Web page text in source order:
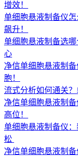
增效！
单细胞悬液制备仪
飙升！
单细胞悬液制备选
心
净信单细胞悬液制
胞！
流式分析如何通关
净信单细胞悬液制
高位！
单细胞悬液制备仪
松 ​
净信单细胞悬液制